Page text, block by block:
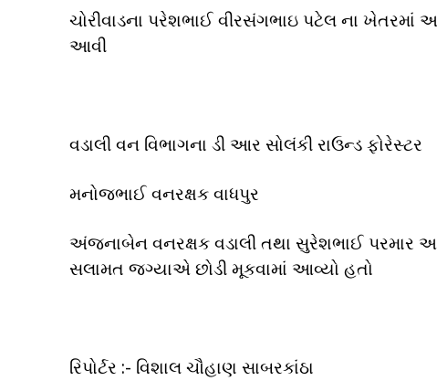
ચોરીવાડના પરેશભાઈ વીરસંગભાઇ પટેલ ના ખેતરમાં
આવી
વડાલી વન વિભાગના ડી આર સોલંકી રાઉન્ડ ફોરેસ્ટર
મનોજભાઈ વનરક્ષક વાધપુર
અંજનાબેન વનરક્ષક વડાલી તથા સુરેશભાઈ પરમાર
સલામત જગ્યાએ છોડી મૂકવામાં આવ્યો હતો
રિપોર્ટર :- વિશાલ ચૌહાણ સાબરકાંઠા